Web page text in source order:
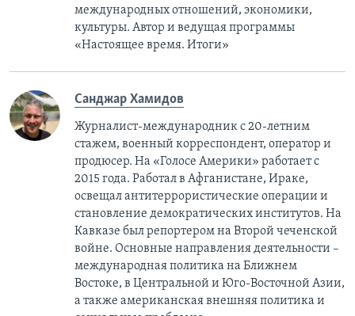
международных отношений, экономики,
культуры. Автор и ведущая программы
«Настоящее время. Итоги»
Санджар Хамидов
Журналист-международник с 20-летним
стажем, военный корреспондент, оператор и
продюсер. На «Голосе Америки» работает с
2015 года. Работал в Афганистане, Ираке,
освещал антитеррористические операции и
становление демократических институтов. На
Кавказе был репортером на Второй чеченской
войне. Основные направления деятельности –
международная политика на Ближнем
Востоке, в Центральной и Юго-Восточной Азии,
a также американская внешняя политика и